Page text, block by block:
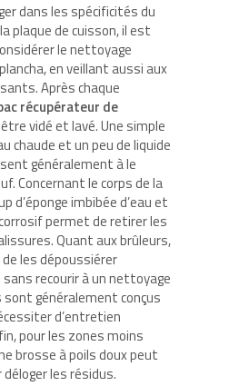
dans les spécificités du
plaque de cuisson, il est
le nettoyage
en veillant aussi aux
Après chaque
récupérateur de
vidé et lavé. Une simple
chaude et un peu de liquide
généralement à le
Concernant le corps de la
d’éponge imbibée d’eau et
permet de retirer les
Quant aux brûleurs,
les dépoussiérer
recourir à un nettoyage
généralement conçus
d’entretien
pour les zones moins
brosse à poils doux peut
les résidus.